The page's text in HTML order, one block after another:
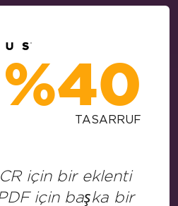
%40
TASARRUF
için bir eklenti
için başka bir